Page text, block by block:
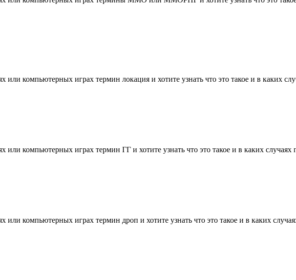
или компьютерных играх термин локация и хотите узнать что это такое и в каких
или компьютерных играх термин ГГ и хотите узнать что это такое и в каких случаях
или компьютерных играх термин дроп и хотите узнать что это такое и в каких